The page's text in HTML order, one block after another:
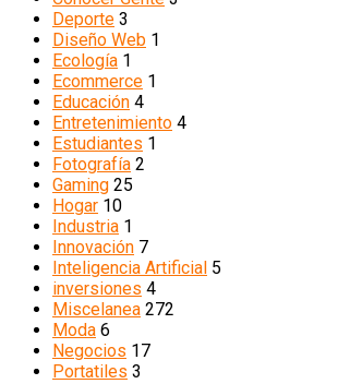
Deporte 3
Diseño Web 1
Ecología 1
Ecommerce 1
Educación 4
Entretenimiento 4
Estudiantes 1
Fotografía 2
Gaming 25
Hogar 10
Industria 1
Innovación 7
Inteligencia Artificial 5
inversiones 4
Miscelanea 272
Moda 6
Negocios 17
Portatiles 3